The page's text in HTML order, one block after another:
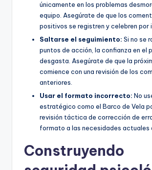
únicamente en los problemas
equipo. Asegúrate de que los
positivos se registren y celebren por
Saltarse el seguimiento: Si no se
puntos de acción, la confianza en el
desgasta. Asegúrate de que la
comience con una revisión de los
anteriores.
Usar el formato incorrecto: No
estratégico como el Barco de Vela
revisión táctica de corrección de
formato a las necesidades actuales
Construyendo